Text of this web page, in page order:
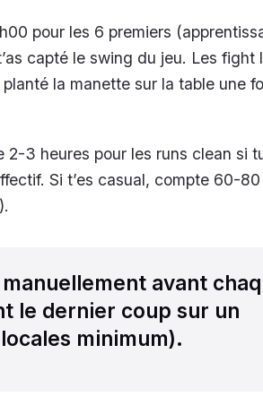
pour les 6 premiers
capté le swing du jeu. Les fight
la manette sur la table une
3 heures pour les runs clean si
Si t’es casual, compte 60-80
avant
le dernier coup sur un
minimum).